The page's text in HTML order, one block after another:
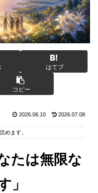
はてブ
コピー
2026.06.10 2026.07.08
めます。
たは無限な
」